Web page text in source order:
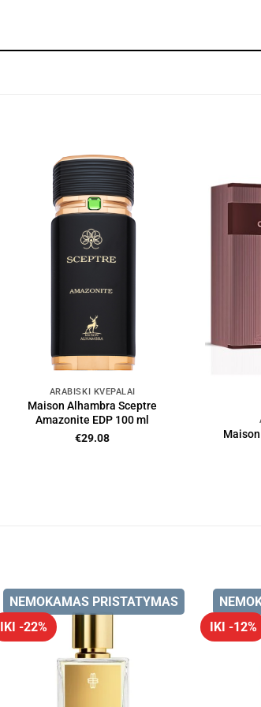
ARABIŠKI KVEPALAI
Maison Alhambra Sceptre
Amazonite EDP 100 ml
€29.08
IKI -22%
NEMOKAMAS PRISTATYMAS
IKI -12%